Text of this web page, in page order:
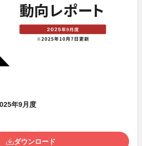
年9月度
ダウンロード